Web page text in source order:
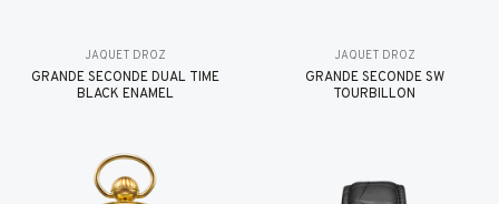
JAQUET DROZ
GRANDE SECONDE DUAL TIME
BLACK ENAMEL
JAQUET DROZ
GRANDE SECONDE SW
TOURBILLON